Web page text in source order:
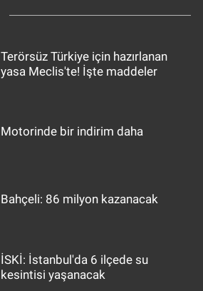
Terörsüz Türkiye için hazırlanan
yasa Meclis'te! İşte maddeler
Motorinde bir indirim daha
Bahçeli: 86 milyon kazanacak
İSKİ: İstanbul'da 6 ilçede su
kesintisi yaşanacak